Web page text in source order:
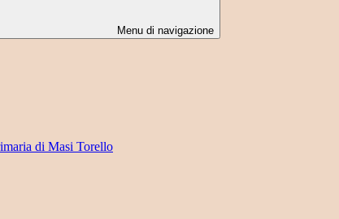
Menu di navigazione
di Masi Torello